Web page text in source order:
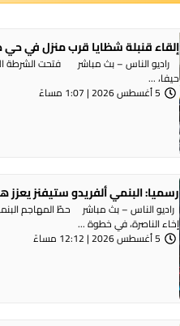
إلقاء قنبلة شظايا قرب منزل في حي
راديو الناس – بث مباشر فتحت الشرطة
حيفا، ...
5 أغسطس 2026 | 1:07 مساءً
رسميا: البنمي ألفريدو ستيفنز
راديو الناس – بث مباشر حطّ المهاجم
إخاء الناصرة، في خطوة ...
5 أغسطس 2026 | 12:12 مساءً